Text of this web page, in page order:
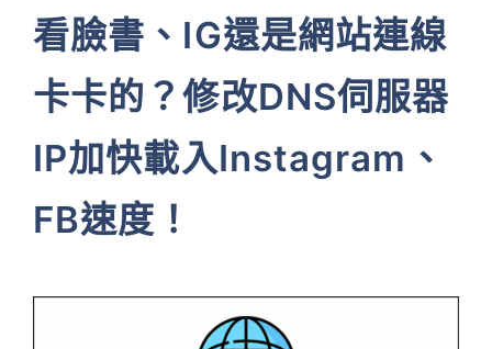
看臉書、IG還是網站連線
卡卡的？修改DNS伺服器
IP加快載入Instagram、
FB速度！